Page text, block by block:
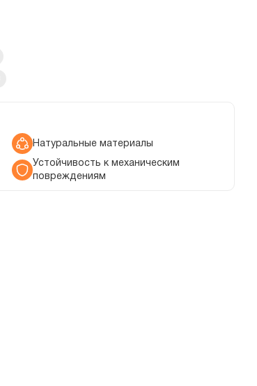
Натуральные материалы
Устойчивость к механическим
повреждениям